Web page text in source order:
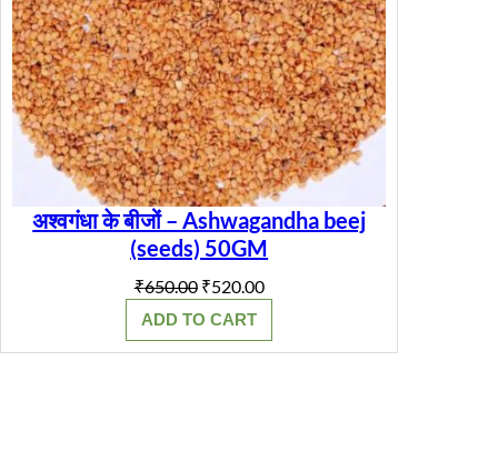
अश्वगंधा के बीजों – Ashwagandha beej
(seeds) 50GM
₹650.00 Original
price
was:
₹650.00.
₹520.00Current
price
₹520.00.
ADD TO CART